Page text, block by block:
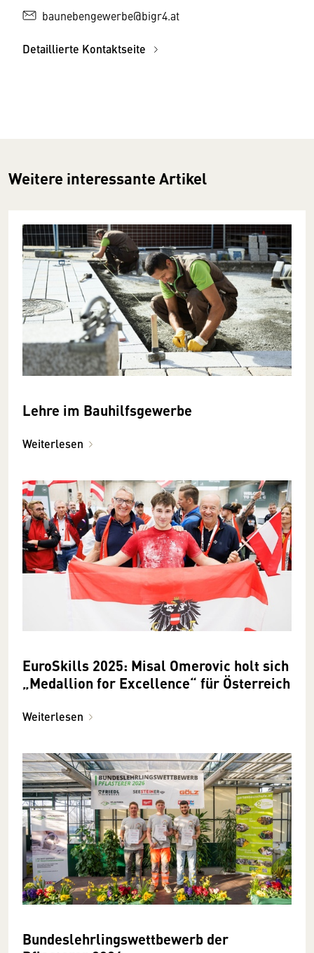
baunebengewerbe@bigr4.at
Detaillierte Kontaktseite
Weitere interessante Artikel
Lehre im Bauhilfsgewerbe
Weiterlesen
EuroSkills 2025: Misal Omerovic holt sich
„Medallion for Excellence“ für Österreich
Weiterlesen
Bundeslehrlingswettbewerb der